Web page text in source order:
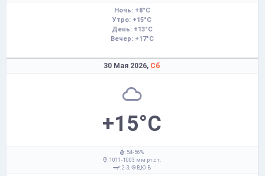
Ночь: +8°C
Утро: +15°C
День: +13°C
Вечер: +17°C
30 Мая 2026, Сб
+15°C
: 54-56%
: 1011-1003 мм рт.ст.
: 2-3,
В,Ю-В